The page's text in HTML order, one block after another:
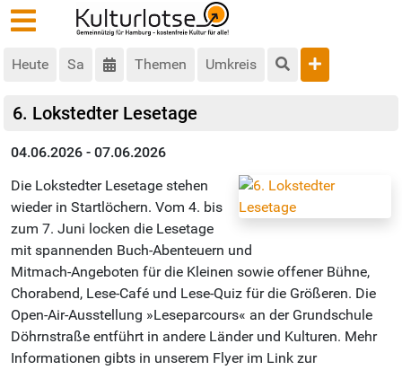
Heute Sa Themen Umkreis
6. Lokstedter Lesetage
04.06.2026 - 07.06.2026
Die Lokstedter Lesetage stehen
wieder in Startlöchern. Vom 4. bis
zum 7. Juni locken die Lesetage
mit spannenden Buch-Abenteuern und
Mitmach-Angeboten für die Kleinen sowie offener Bühne,
Chorabend, Lese-Café und Lese-Quiz für die Größeren. Die
Open-Air-Ausstellung »Leseparcours« an der Grundschule
Döhrnstraße entführt in andere Länder und Kulturen. Mehr
Informationen gibts in unserem Flyer im Link zur